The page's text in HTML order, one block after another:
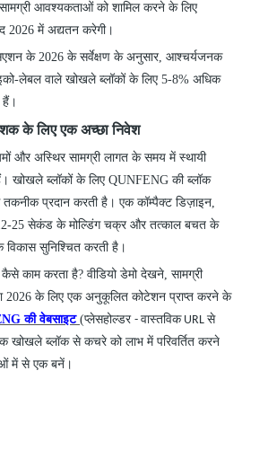
आवश्यकताओं को शामिल करने के लिए
2026 में अद्यतन करेगी।
के 2026 के सर्वेक्षण के अनुसार, आश्चर्यजनक
लेबल वाले खोखले ब्लॉकों के लिए 5-8% अधिक
हैं।
के लिए एक अच्छा निवेश
और अस्थिर सामग्री लागत के समय में स्थायी
खोखले ब्लॉकों के लिए QUNFENG की ब्लॉक
तकनीक प्रदान करती है। एक कॉम्पैक्ट डिज़ाइन,
25 सेकंड के मोल्डिंग चक्र और तत्काल बचत के
विकास सुनिश्चित करती है।
काम करता है? वीडियो डेमो देखने, सामग्री
2026 के लिए एक अनुकूलित कोटेशन प्राप्त करने के
कीवेबसाइट (प्लेसहोल्डर - वास्तविक URL से
खोखले ब्लॉक से कचरे को लाभ में परिवर्तित करने
में से एक बनें।